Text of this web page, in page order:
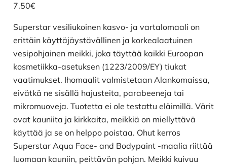
7.50€
Superstar vesiliukoinen kasvo- ja vartalomaali on
erittäin käyttäjäystävällinen ja korkealaatuinen
vesipohjainen meikki, joka täyttää kaikki Euroopan
kosmetiikka-asetuksen (1223/2009/EY) tiukat
vaatimukset. Ihomaalit valmistetaan Alankomaissa,
eivätkä ne sisällä hajusteita, parabeeneja tai
mikromuoveja. Tuotetta ei ole testattu eläimillä. Värit
ovat kauniita ja kirkkaita, meikkiä on miellyttävä
käyttää ja se on helppo poistaa. Ohut kerros
Superstar Aqua Face- and Bodypaint -maalia riittää
luomaan kauniin, peittävän pohjan. Meikki kuivuu